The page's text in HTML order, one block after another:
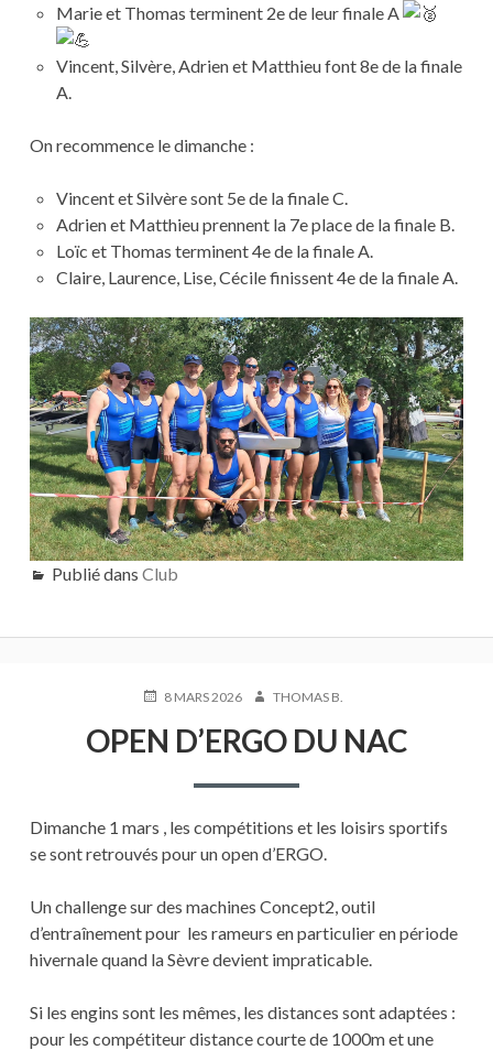
Marie et Thomas terminent 2e de leur finale A
Vincent, Silvère, Adrien et Matthieu font 8e de la finale
A.
On recommence le dimanche :
Vincent et Silvère sont 5e de la finale C.
Adrien et Matthieu prennent la 7e place de la finale B.
Loïc et Thomas terminent 4e de la finale A.
Claire, Laurence, Lise, Cécile finissent 4e de la finale A.
Publié dans Club
PUBLIÉ8 MARS 2026 AUTEUR
THOMAS B.
OPEN D’ERGO DU NAC
Dimanche 1 mars , les compétitions et les loisirs sportifs
se sont retrouvés pour un open d’ERGO.
Un challenge sur des machines Concept2, outil
d’entraînement pour les rameurs en particulier en période
hivernale quand la Sèvre devient impraticable.
Si les engins sont les mêmes, les distances sont adaptées :
pour les compétiteur distance courte de 1000m et une